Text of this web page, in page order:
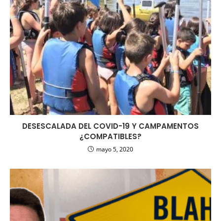
DESESCALADA DEL COVID-19 Y CAMPAMENTOS
¿COMPATIBLES?
mayo 5, 2020